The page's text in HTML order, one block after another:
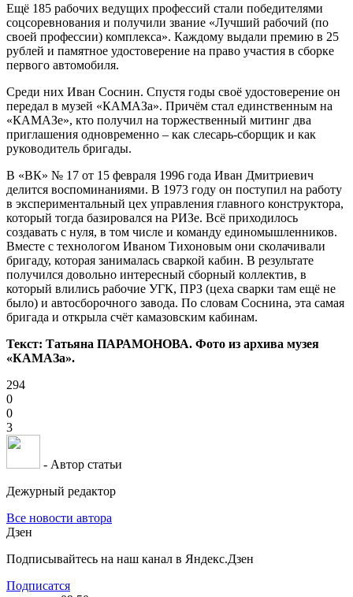
Ещё 185 рабочих ведущих профессий стали победителями
соцсоревнования и получили звание «Лучший рабочий (по
своей профессии) комплекса». Каждому выдали премию в 25
рублей и памятное удостоверение на право участия в сборке
первого автомобиля.
Среди них Иван Соснин. Спустя годы своё удостоверение он
передал в музей «КАМАЗа». Причём стал единственным на
«КАМАЗе», кто получил на торжественный митинг два
приглашения одновременно – как слесарь-сборщик и как
руководитель бригады.
В «ВК» № 17 от 15 февраля 1996 года Иван Дмитриевич
делится воспоминаниями. В 1973 году он поступил на работу
в экспериментальный цех управления главного конструктора,
который тогда базировался на РИЗе. Всё приходилось
создавать с нуля, в том числе и команду единомышленников.
Вместе с технологом Иваном Тихоновым они сколачивали
бригаду, которая занималась сваркой кабин. В результате
получился довольно интересный сборный коллектив, в
который влились рабочие УГК, ПРЗ (цеха сварки там ещё не
было) и автосборочного завода. По словам Соснина, эта самая
бригада и открыла счёт камазовским кабинам.
Текст: Татьяна ПАРАМОНОВА. Фото из архива музея
«КАМАЗа».
294
0
0
3
- Автор статьи
Дежурный редактор
Все новости автора
Дзен
Подписывайтесь на наш канал в Яндекс.Дзен
Подписатся